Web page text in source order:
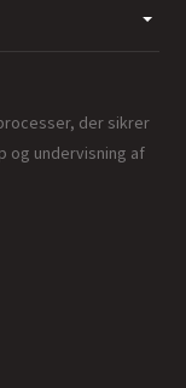
der sikrer
og undervisning af